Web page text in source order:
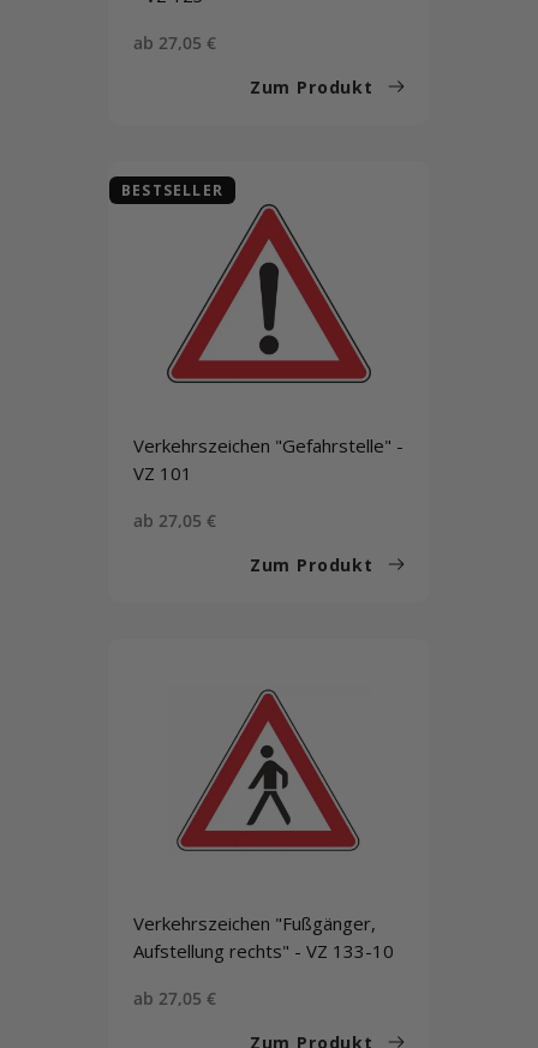
Sonderpreis
ab 27,05 €
Zum Produkt
BESTSELLER
Verkehrszeichen "Gefahrstelle" -
VZ 101
Sonderpreis
ab 27,05 €
Zum Produkt
Verkehrszeichen "Fußgänger,
Aufstellung rechts" - VZ 133-10
Sonderpreis
ab 27,05 €
Zum Produkt